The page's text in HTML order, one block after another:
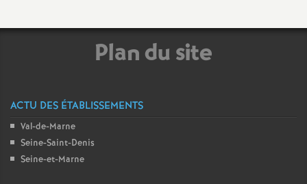
O
l
Plan du site
ACTU DES ÉTABLISSEMENTS
Val-de-Marne
Seine-Saint-Denis
Seine-et-Marne